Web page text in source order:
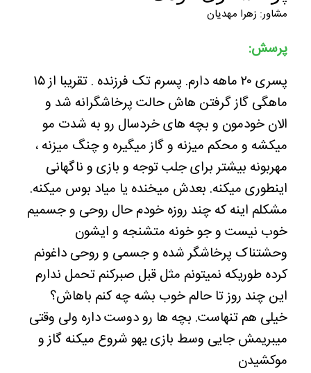
مشاور: زهرا مهدیان
پرسش:
پسری ۲۰ ماهه دارم. پسرم تک فرزنده . تقریبا از ۱۵
ماهگی گاز گرفتن هاش حالت پرخاشگرانه شد و
الان خودمون و بچه های خردسال رو به شدت مو
میکشه و محکم میزنه و گاز میگیره و چنگ میزنه ،
مهربونه بیشتر برای جلب توجه و بازی و ناگهانی
اینطوری میکنه. بعدش میخنده یا میاد بوس میکنه.
مشکلم اینه که چند روزه خودم حال روحی و جسمیم
خوب نیست و جو خونه متشنجه و ایشون
وحشتناک پرخاشگر شده و جسمی و روحی داغونم
کرده طوریکه نمیتونم مثل قبل صبرکنم تحمل ندارم
این چند روز تا حالم خوب بشه چه کنم باهاش؟
خیلی هم تنهاست. بچه ها رو دوست داره ولی وقتی
میبریمش جایی وسط بازی یهو شروع میکنه گاز و
موکشیدن